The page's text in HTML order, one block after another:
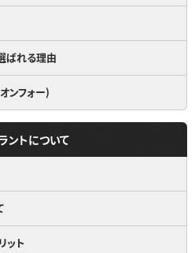
ばれる理由
ンフォー)
ントについて
ット